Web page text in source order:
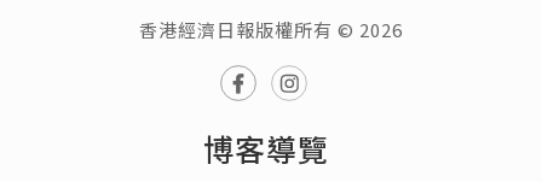
香港經濟日報版權所有 © 2026
博客導覽